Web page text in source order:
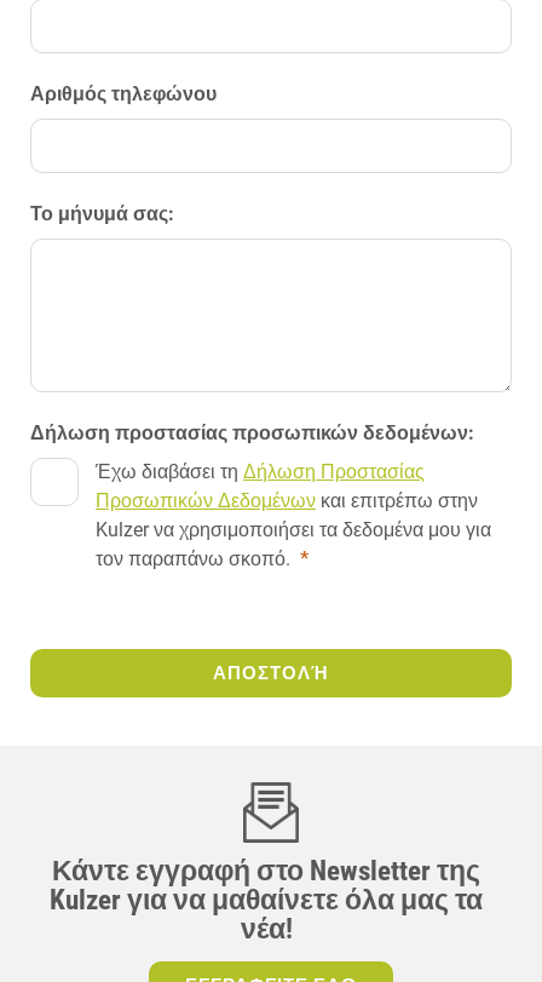
Αριθμός τηλεφώνου
Το μήνυμά σας:
Δήλωση προστασίας προσωπικών δεδομένων:
Έχω διαβάσει τη Δήλωση Προστασίας
Προσωπικών Δεδομένων και επιτρέπω στην
Kulzer να χρησιμοποιήσει τα δεδομένα μου για
τον παραπάνω σκοπό. *
ΑΠΟΣΤΟΛΉ
Κάντε εγγραφή στο Newsletter της
Kulzer για να μαθαίνετε όλα μας τα
νέα!